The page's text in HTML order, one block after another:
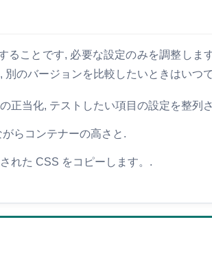
ることです, 必要な設定のみを調整しま
のバージョンを比較したいときはいつ
正当化, テストしたい項目の設定を整列
らコンテナーの高さと.
れた CSS をコピーします。.